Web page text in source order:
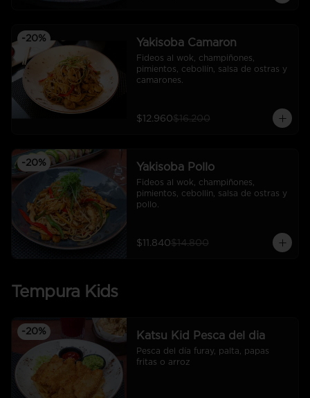
-20% Yakisoba Camaron
Fideos al wok, champiñones,
pimientos, cebollín, salsa de ostras y
camarones.
$12.960$16.200
-20% Yakisoba Pollo
Fideos al wok, champiñones,
pimientos, cebollin, salsa de ostras y
pollo.
$11.840$14.800
Tempura Kids
-20% Katsu Kid Pesca del dia
Pesca del día furay, palta, papas
fritas o arroz